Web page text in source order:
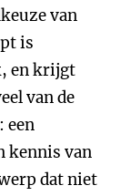
van
is
en krijgt
van de
een
kennis van
dat niet